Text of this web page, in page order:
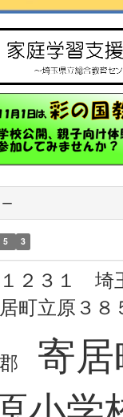
5 3
２３１ 埼
居町立原３８
寄